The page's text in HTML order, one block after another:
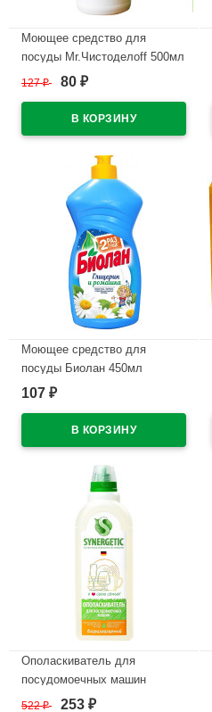
Моющее средство для
посуды Mr.Чистоделоff 500мл
гель/бальзам (Аналог КАПЛЯ)
127₽ 80 ₽
Моющее средство для
посуды Биолан 450мл
Глицерин и Ромашка
107 ₽
Ополаскиватель для
посудомоечных машин
Synergetic 750мл арт.102750
522₽ 253 ₽